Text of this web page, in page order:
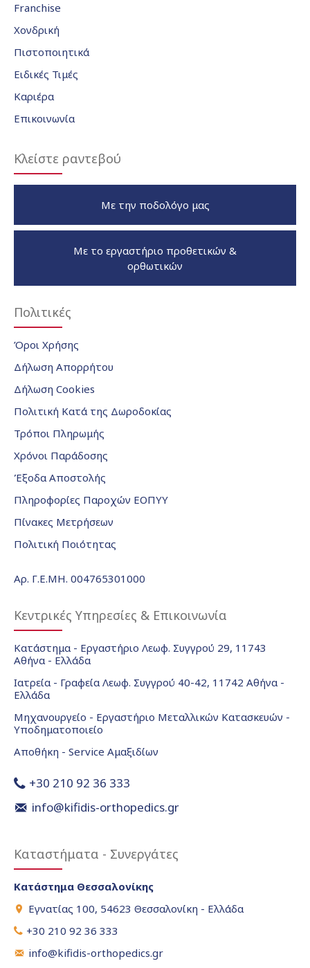
Franchise
Χονδρική
Πιστοποιητικά
Ειδικές Τιμές
Καριέρα
Επικοινωνία
Κλείστε ραντεβού
Με την ποδολόγο μας
Με το εργαστήριο προθετικών &
ορθωτικών
Πολιτικές
Όροι Χρήσης
Δήλωση Απορρήτου
Δήλωση Cookies
Πολιτική Κατά της Δωροδοκίας
Τρόποι Πληρωμής
Χρόνοι Παράδοσης
Έξοδα Αποστολής
Πληροφορίες Παροχών ΕΟΠΥΥ
Πίνακες Μετρήσεων
Πολιτική Ποιότητας
Αρ. Γ.Ε.ΜΗ. 004765301000
Κεντρικές Υπηρεσίες & Επικοινωνία
Κατάστημα - Εργαστήριο Λεωφ. Συγγρού 29, 11743
Αθήνα - Ελλάδα
Ιατρεία - Γραφεία Λεωφ. Συγγρού 40-42, 11742 Αθήνα -
Ελλάδα
Μηχανουργείο - Εργαστήριο Μεταλλικών Κατασκευών -
Υποδηματοποιείο
Αποθήκη - Service Αμαξιδίων
+30 210 92 36 333
info@kifidis-orthopedics.gr
Καταστήματα - Συνεργάτες
Κατάστημα Θεσσαλονίκης
Εγνατίας 100, 54623 Θεσσαλονίκη - Ελλάδα
+30 210 92 36 333
info@kifidis-orthopedics.gr